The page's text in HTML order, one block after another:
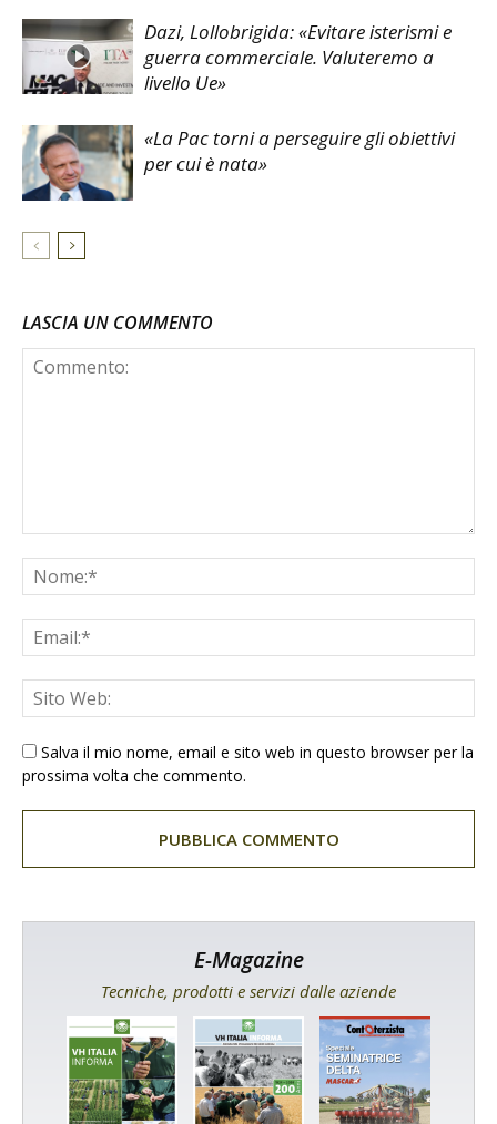
Dazi, Lollobrigida: «Evitare isterismi e
guerra commerciale. Valuteremo a
livello Ue»
«La Pac torni a perseguire gli obiettivi
per cui è nata»
LASCIA UN COMMENTO
Salva il mio nome, email e sito web in questo browser per la
prossima volta che commento.
E-Magazine
Tecniche, prodotti e servizi dalle aziende